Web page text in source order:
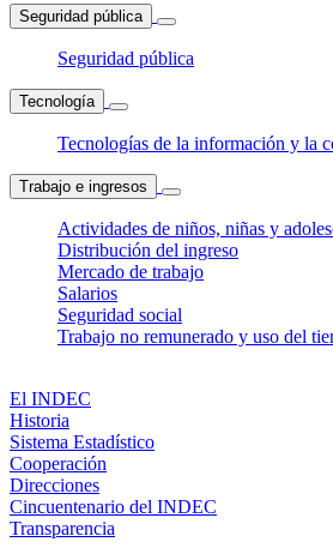
Seguridad pública
Seguridad pública
Tecnología
Tecnologías de la información y la
Trabajo e ingresos
Actividades de niños, niñas y
Distribución del ingreso
Mercado de trabajo
Salarios
Seguridad social
Trabajo no remunerado y uso del
El INDEC
Historia
Sistema Estadístico
Cooperación
Direcciones
Cincuentenario del INDEC
Transparencia